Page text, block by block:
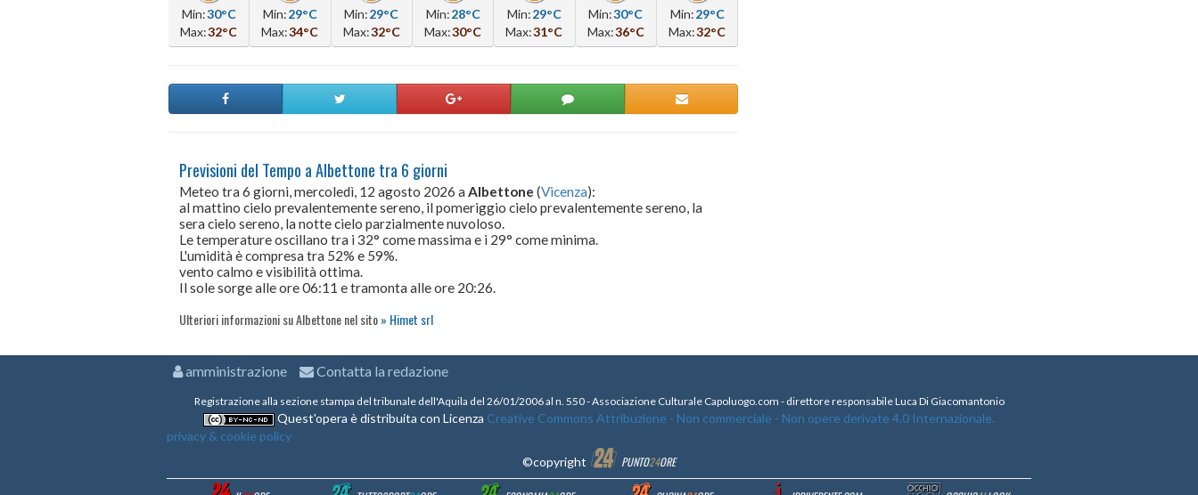
Min:30°C
Max:32°C
Min:29°C
Max:34°C
Min:29°C
Max:32°C
Min:28°C
Max:30°C
Min:29°C
Max:31°C
Min:30°C
Max:36°C
Min:29°C
Max:32°C
Previsioni del Tempo a Albettone tra 6 giorni
Meteo tra 6 giorni, mercoledì, 12 agosto 2026 a Albettone (Vicenza):
al mattino cielo prevalentemente sereno, il pomeriggio cielo prevalentemente sereno, la
sera cielo sereno, la notte cielo parzialmente nuvoloso.
Le temperature oscillano tra i 32° come massima e i 29° come minima.
L'umidità è compresa tra 52% e 59%.
vento calmo e visibilità ottima.
Il sole sorge alle ore 06:11 e tramonta alle ore 20:26.
Ulteriori informazioni su Albettone nel sito Himet srl
amministrazione Contatta la redazione
Registrazione alla sezione stampa del tribunale dell'Aquila del 26/01/2006 al n. 550 - Associazione Culturale Capoluogo.com - direttore responsabile Luca Di Giacomantonio
Quest'opera è distribuita con Licenza Creative Commons Attribuzione - Non commerciale - Non opere derivate 4.0 Internazionale.
privacy & cookie policy
©copyright
PUNTO24ORE